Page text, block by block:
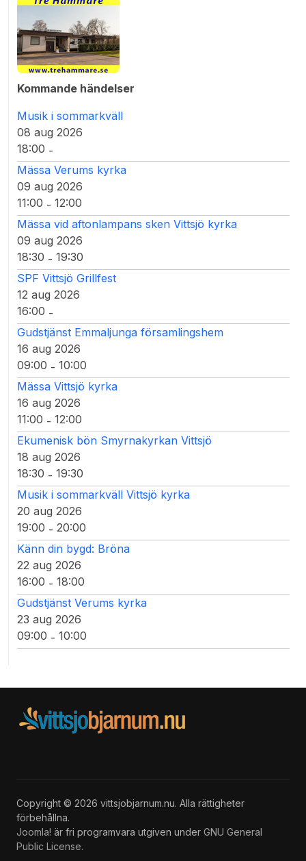
Kommande händelser
Musik i sommarkväll
08 aug 2026
18:00 -
Mässa Verums kyrka
09 aug 2026
11:00 - 12:00
Mässa vid aftonlampans sken Vittsjö kyrka
09 aug 2026
18:30 - 19:30
SPF Vittsjö Grillfest
12 aug 2026
16:00 -
Gudstjänst Emmaljunga församlingshem
16 aug 2026
09:00 - 10:00
Mässa Vittsjö kyrka
16 aug 2026
11:00 - 12:00
Ekumenisk bön Smyrnakyrkan Vittsjö
18 aug 2026
18:30 - 19:30
Musik i sommarkväll Vittsjö kyrka
20 aug 2026
19:00 - 20:00
Känn din bygd: Bröna
22 aug 2026
16:00 - 18:00
Gudstjänst Verums kyrka
23 aug 2026
09:00 - 10:00
Copyright © 2026 vittsjobjarnum.nu. Alla rättigheter
förbehållna.
Joomla! är fri programvara utgiven under GNU General
Public License.